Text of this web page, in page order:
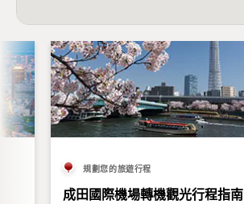
規劃您的旅遊行程
成田國際機場轉機觀光行程指南